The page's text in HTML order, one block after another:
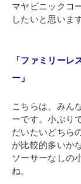
マヤビニックコ
したいと思います
「ファミリー
ー」
こちらは、みん
ーです。小ぶり
だいたいどちら
が比較的多いか
ソーサーなしの
ね。